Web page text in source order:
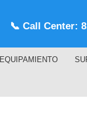
📞 Call Center:
EQUIPAMIENTO